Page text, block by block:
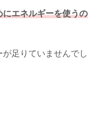
にエネルギーを使うの
足りていませんでし